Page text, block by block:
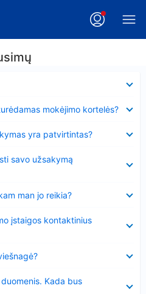
mokėjimo kortelės?
yra patvirtintas?
savo užsakymą
man jo reikia?
įstaigos kontaktinius
Kada bus